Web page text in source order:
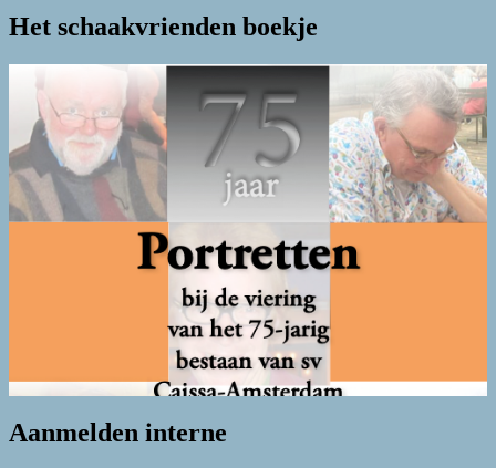
Het schaakvrienden boekje
Aanmelden interne